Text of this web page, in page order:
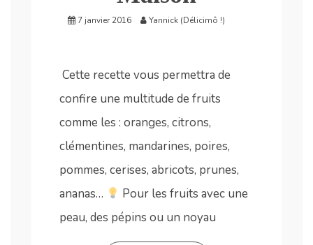
7 janvier 2016 Yannick (Délicimô !)
Cette recette vous permettra de
confire une multitude de fruits
comme les : oranges, citrons,
clémentines, mandarines, poires,
pommes, cerises, abricots, prunes,
ananas…
Pour les fruits avec une
peau, des pépins ou un noyau